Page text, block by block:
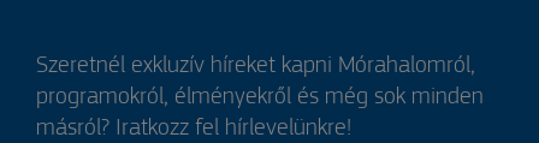
Szeretnél exkluzív híreket kapni Mórahalomról,
programokról, élményekről és még sok minden
másról? Iratkozz fel hírlevelünkre!